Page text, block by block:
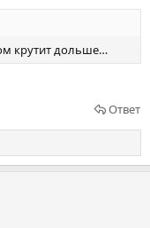
крутит дольше…
Ответ